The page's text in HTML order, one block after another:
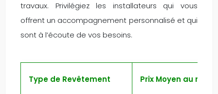
travaux. Privilégiez les installateurs qui vous
offrent un accompagnement personnalisé et qui
sont à l’écoute de vos besoins.
Type de Revêtement Prix Moyen au m²